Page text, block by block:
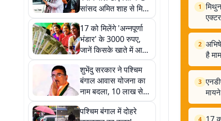
सांसद अमित शाह से मिले,
जानें क्या हैं इसके मायने
17 को मिलेंगे 'अन्नपूर्णा
भंडार' के 3000 रुपए,
जानें किसके खाते में आयेंगे
पैसे, किसको करना होगा
इंतजार
शुभेंदु सरकार ने पश्चिम
बंगाल आवास योजना का
नाम बदला, 10 लाख से
अधिक लाभुकों को मिली
दूसरी किस्त
पश्चिम बंगाल में दोहरे
1
2
है
3
मायने
4